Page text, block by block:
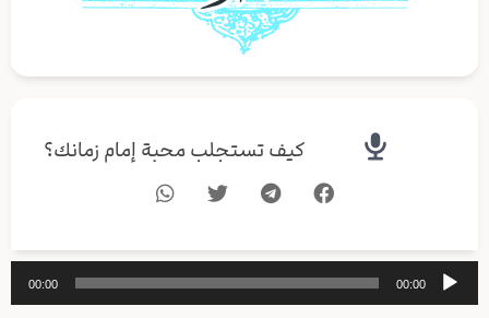
كيف تستجلب محبة إمام زمانك؟
مشغل
الصوت
00:00
00:00